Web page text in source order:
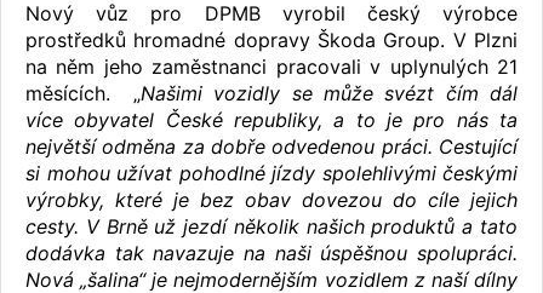
Nový vůz pro DPMB vyrobil český výrobce
prostředků hromadné dopravy Škoda Group. V Plzni
na něm jeho zaměstnanci pracovali v uplynulých 21
měsících. „Našimi vozidly se může svézt čím dál
více obyvatel České republiky, a to je pro nás ta
největší odměna za dobře odvedenou práci. Cestující
si mohou užívat pohodlné jízdy spolehlivými českými
výrobky, které je bez obav dovezou do cíle jejich
cesty. V Brně už jezdí několik našich produktů a tato
dodávka tak navazuje na naši úspěšnou spolupráci.
Nová „šalina“ je nejmodernějším vozidlem z naší dílny